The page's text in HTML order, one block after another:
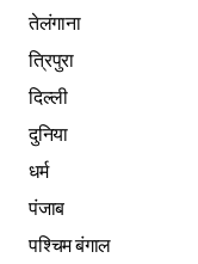
तेलंगाना
त्रिपुरा
दिल्ली
दुनिया
धर्म
पंजाब
पश्चिम बंगाल